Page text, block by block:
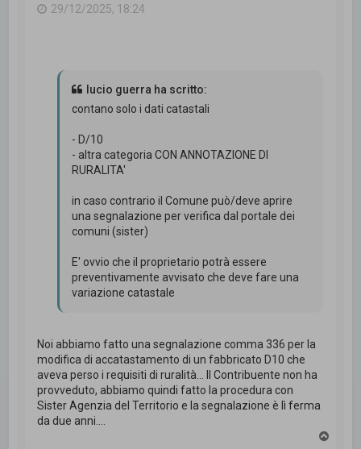
29/12/2025, 18:24
lucio guerra ha scritto:
contano solo i dati catastali
- D/10
- altra categoria CON ANNOTAZIONE DI
RURALITA'
in caso contrario il Comune può/deve aprire
una segnalazione per verifica dal portale dei
comuni (sister)
E' ovvio che il proprietario potrà essere
preventivamente avvisato che deve fare una
variazione catastale
Noi abbiamo fatto una segnalazione comma 336 per la
modifica di accatastamento di un fabbricato D10 che
aveva perso i requisiti di ruralità... Il Contribuente non ha
provveduto, abbiamo quindi fatto la procedura con
Sister Agenzia del Territorio e la segnalazione è lì ferma
da due anni....